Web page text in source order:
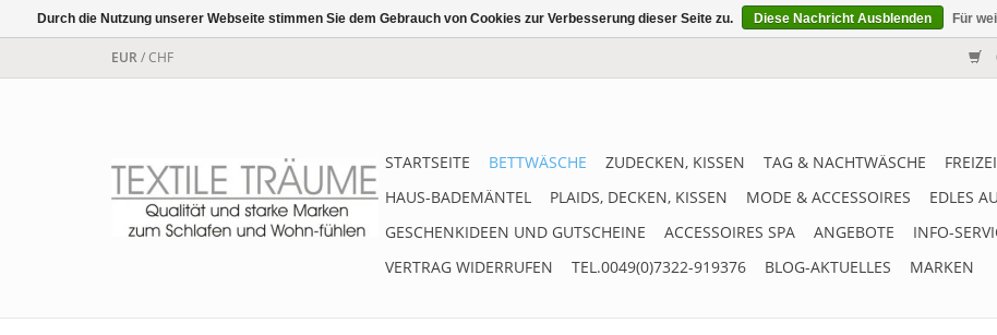
EUR/CHF
STARTSEITE BETTWÄSCHE ZUDECKEN, KISSEN TAG & NACHTWÄSCHE
HAUS-BADEMÄNTEL
PLAIDS, DECKEN, KISSEN MODE & ACCESSOIRES EDLES
GESCHENKIDEEN UND GUTSCHEINE
ACCESSOIRES SPA ANGEBOTE INFO-
VERTRAG WIDERRUFEN
TEL.0049(0)7322-919376 BLOG-AKTUELLES MARKEN
Durch die Nutzung unserer Webseite stimmen Sie dem Gebrauch von Cookies zur Verbesserung dieser Seite zu. Diese Nachricht Ausblenden Für